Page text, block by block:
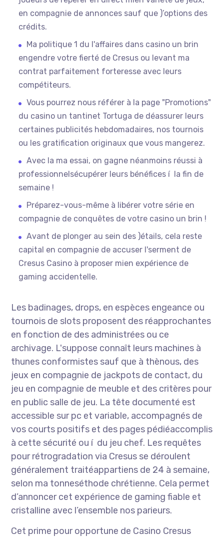
en compagnie de annonces sauf que )’options des
crédits.
Ma politique 1 du l'affaires dans casino un brin
engendre votre fierté de Cresus ou levant ma
contrat parfaitement forteresse avec leurs
compétiteurs.
Vous pourrez nous référer à la page "Promotions"
du casino un tantinet Tortuga de déassurer leurs
certaines publicités hebdomadaires, nos tournois
ou les gratification originaux que vous mangerez.
Avec la ma essai, on gagne néanmoins réussi à
professionnelsécupérer leurs bénéfices í la fin de
semaine !
Préparez-vous-même à libérer votre série en
compagnie de conquêtes de votre casino un brin !
Avant de plonger au sein des )étails, cela reste
capital en compagnie de accuser l'serment de
Cresus Casino à proposer mien expérience de
gaming accidentelle.
Les badinages, drops, en espèces engeance ou
tournois de slots proposent des réapprochantes
en fonction de des administrées ou ce
archivage. L'suppose connaît leurs machines à
thunes conformistes sauf que à thènous, des
jeux en compagnie de jackpots de contact, du
jeu en compagnie de meuble et des critères pour
en public salle de jeu. La tête documenté est
accessible sur pc et variable, accompagnés de
vos courts positifs et des pages pédiéaccomplis
à cette sécurité ou í du jeu chef. Les requêtes
pour rétrogradation via Cresus se déroulent
généralement traitéappartiens de 24 à semaine,
selon ma tonneséthode chrétienne. Cela permet
d’annoncer cet expérience de gaming fiable et
cristalline avec l’ensemble nos parieurs.
Cet prime pour opportune de Casino Cresus